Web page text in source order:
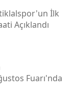
İlk
Açıklandı
Fuarı'nda